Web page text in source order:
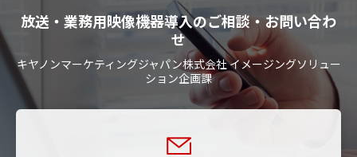
放送・業務用映像機器導入のご相談・お問い合わ
せ
キヤノンマーケティングジャパン株式会社 イメージングソリュー
ション企画課